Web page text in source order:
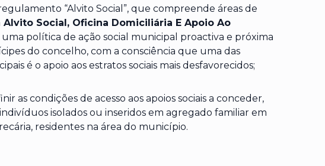
“Alvito Social”, que compreende áreas de
Alvito Social, Oficina Domiciliária E Apoio Ao
política de ação social municipal proactiva e próxima
do concelho, com a consciência que uma das
é o apoio aos estratos sociais mais desfavorecidos;
as condições de acesso aos apoios sociais a conceder,
isolados ou inseridos em agregado familiar em
residentes na área do município.